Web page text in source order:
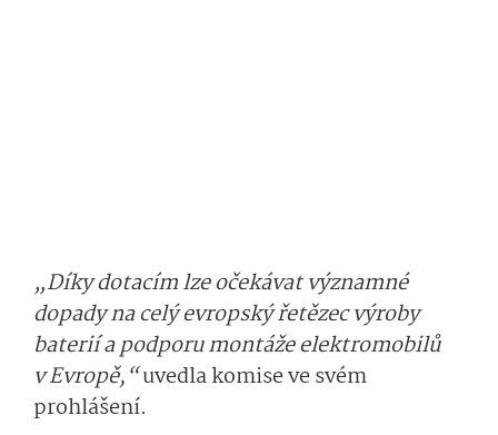
„Díky dotacím lze očekávat významné
dopady na celý evropský řetězec výroby
baterií a podporu montáže elektromobilů
v Evropě,“uvedla komise ve svém
prohlášení.